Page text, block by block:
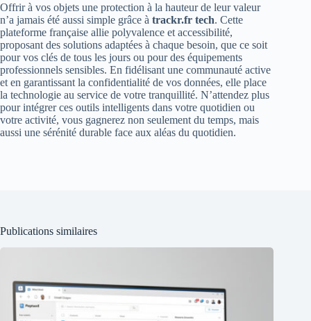
Offrir à vos objets une protection à la hauteur de leur valeur
n’a jamais été aussi simple grâce à trackr.fr tech. Cette
plateforme française allie polyvalence et accessibilité,
proposant des solutions adaptées à chaque besoin, que ce soit
pour vos clés de tous les jours ou pour des équipements
professionnels sensibles. En fidélisant une communauté active
et en garantissant la confidentialité de vos données, elle place
la technologie au service de votre tranquillité. N’attendez plus
pour intégrer ces outils intelligents dans votre quotidien ou
votre activité, vous gagnerez non seulement du temps, mais
aussi une sérénité durable face aux aléas du quotidien.
Publications similaires